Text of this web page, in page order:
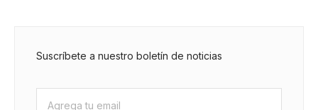
Suscríbete a nuestro boletín de noticias